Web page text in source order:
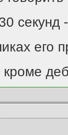
секунд
его
кроме